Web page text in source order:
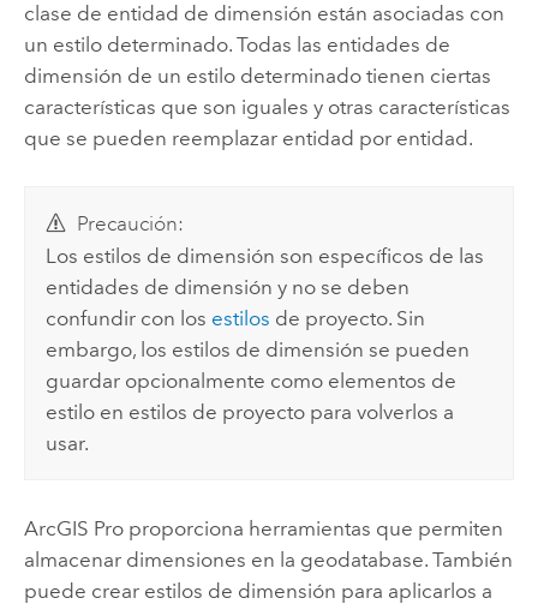
clase de entidad de dimensión están asociadas con
un estilo determinado. Todas las entidades de
dimensión de un estilo determinado tienen ciertas
características que son iguales y otras características
que se pueden reemplazar entidad por entidad.
Precaución:
Los estilos de dimensión son específicos de las
entidades de dimensión y no se deben
confundir con los estilos de proyecto. Sin
embargo, los estilos de dimensión se pueden
guardar opcionalmente como elementos de
estilo en estilos de proyecto para volverlos a
usar.
ArcGIS Proproporciona herramientas que permiten
almacenar dimensiones en la geodatabase. También
puede crear estilos de dimensión para aplicarlos a